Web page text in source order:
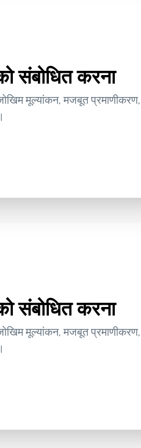
संबोधित करना
मूल्यांकन, मजबूत प्रमाणीकरण,
संबोधित करना
मूल्यांकन, मजबूत प्रमाणीकरण,